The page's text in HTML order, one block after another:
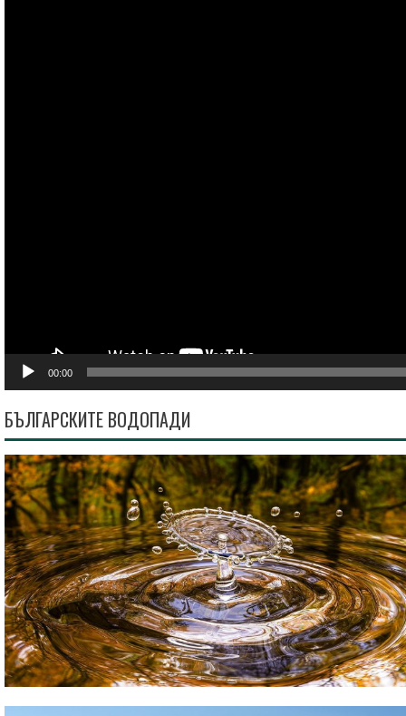
00:00
БЪЛГАРСКИТЕ ВОДОПАДИ